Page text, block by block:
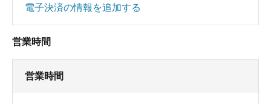
電子決済の情報を追加する
営業時間
営業時間